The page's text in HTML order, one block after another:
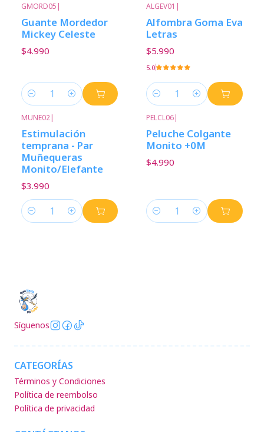
GMORD05 |
Guante Mordedor
Mickey Celeste
$4.990
Cantidad
ALGEV01 |
Alfombra Goma Eva
Letras
$5.990
5.0
Cantidad
MUNE02|
Estimulación
temprana - Par
Muñequeras
Monito/Elefante
$3.990
Cantidad
PELCL06|
Peluche Colgante
Monito +0M
$4.990
Cantidad
Síguenos
CATEGORÍAS
Términos y Condiciones
Política de reembolso
Política de privacidad